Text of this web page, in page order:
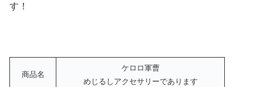
す！
商品名
ケロロ軍曹
めじるしアクセサリーであります